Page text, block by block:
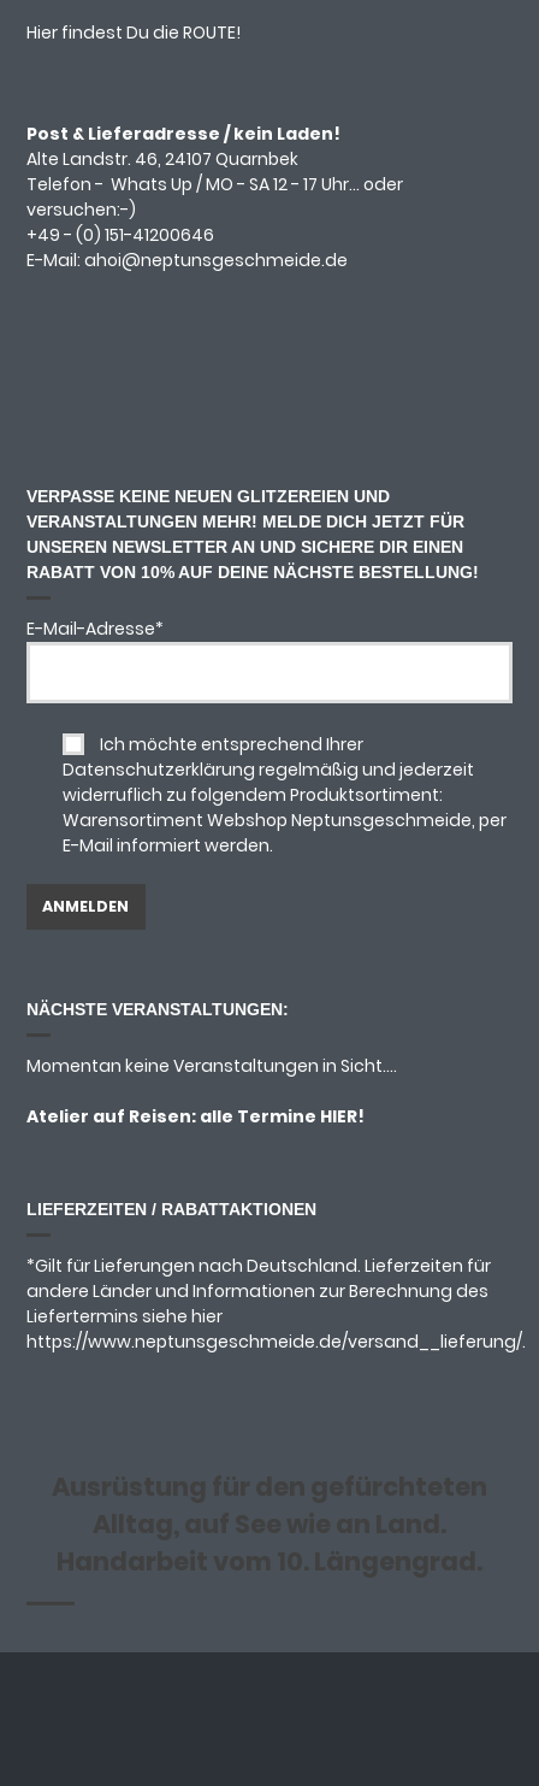
Hier findest Du die ROUTE!
Post & Lieferadresse / kein Laden!
Alte Landstr. 46, 24107 Quarnbek
Telefon -Whats Up / MO - SA 12 - 17 Uhr... oder
versuchen:-)
+49 - (0)151-41200646
E-Mail:ahoi@neptunsgeschmeide.de
VERPASSE KEINE NEUEN GLITZEREIEN UND
VERANSTALTUNGEN MEHR! MELDE DICH JETZT FÜR
UNSEREN NEWSLETTER AN UND SICHERE DIR EINEN
RABATT VON 10% AUF DEINE NÄCHSTE BESTELLUNG!
E-Mail-Adresse*
Ich möchte entsprechend Ihrer
Datenschutzerklärung regelmäßig und jederzeit
widerruflich zu folgendem Produktsortiment:
Warensortiment Webshop Neptunsgeschmeide, per
E-Mail informiert werden.
NÄCHSTE VERANSTALTUNGEN:
Momentan keine Veranstaltungen in Sicht....
Atelier auf Reisen: alle Termine HIER!
LIEFERZEITEN / RABATTAKTIONEN
*Gilt für Lieferungen nach Deutschland. Lieferzeiten für
andere Länder und Informationen zur Berechnung des
Liefertermins siehe hier
https://www.neptunsgeschmeide.de/versand__lieferung/.
Ausrüstung für den gefürchteten
Alltag, auf See wie an Land.
Handarbeit vom 10. Längengrad.